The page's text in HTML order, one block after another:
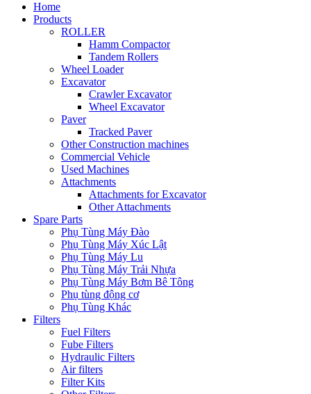
Home
Products
ROLLER
Hamm Compactor
Tandem Rollers
Wheel Loader
Excavator
Crawler Excavator
Wheel Excavator
Paver
Tracked Paver
Other Construction machines
Commercial Vehicle
Used Machines
Attachments
Attachments for Excavator
Other Attachments
Spare Parts
Phụ Tùng Máy Đào
Phụ Tùng Máy Xúc Lật
Phụ Tùng Máy Lu
Phụ Tùng Máy Trải Nhựa
Phụ Tùng Máy Bơm Bê Tông
Phụ tùng động cơ
Phụ Tùng Khác
Filters
Fuel Filters
Fube Filters
Hydraulic Filters
Air filters
Filter Kits